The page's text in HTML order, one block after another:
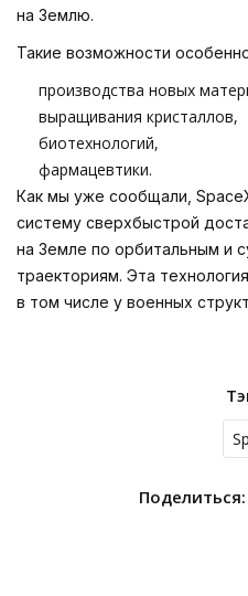
на Землю.
Такие возможности
производства новых
выращивания кристаллов,
биотехнологий,
фармацевтики.
Как мы уже сообщали,
систему сверхбыстрой
на Земле по орбитальным и
траекториям. Эта
в том числе у военных
Поделиться: